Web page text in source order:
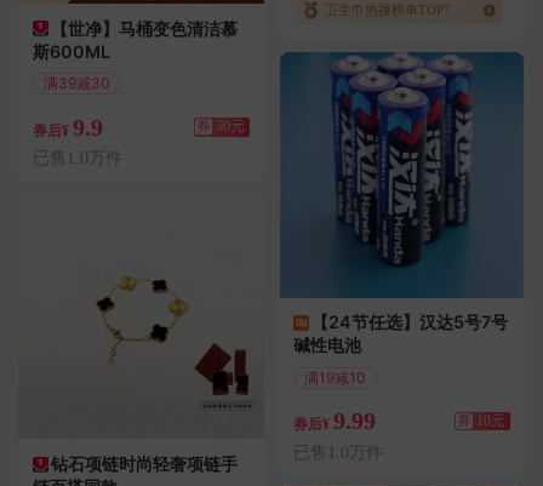
【世净】马桶变色清洁慕
斯600ML
满39减30
券后¥ 9.9 券 30元
已售1.0万件
钻石项链时尚轻奢项链手
卫生巾热搜榜单TOP7
【24节任选】汉达5号7号
碱性电池
满19减10
券后¥ 9.99 券 10元
已售1.0万件